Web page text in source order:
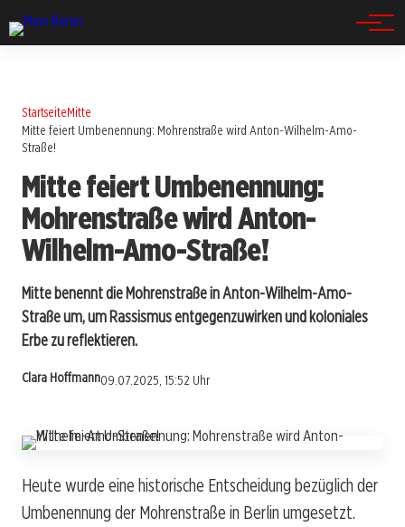
StartseiteMitte
Mitte feiert Umbenennung: Mohrenstraße wird Anton-Wilhelm-Amo-
Straße!
Mitte feiert Umbenennung:
Mohrenstraße wird Anton-
Wilhelm-Amo-Straße!
Mitte benennt die Mohrenstraße in Anton-Wilhelm-Amo-
Straße um, um Rassismus entgegenzuwirken und koloniales
Erbe zu reflektieren.
Clara Hoffmann09.07.2025, 15:52 Uhr
Heute wurde eine historische Entscheidung bezüglich der
Umbenennung der Mohrenstraße in Berlin umgesetzt.